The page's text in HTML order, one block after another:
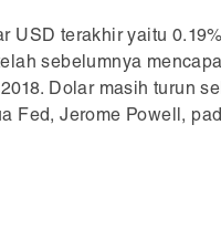
USD terakhir yaitu
sebelumnya
Dolar masih turun
Fed, Jerome Powell,